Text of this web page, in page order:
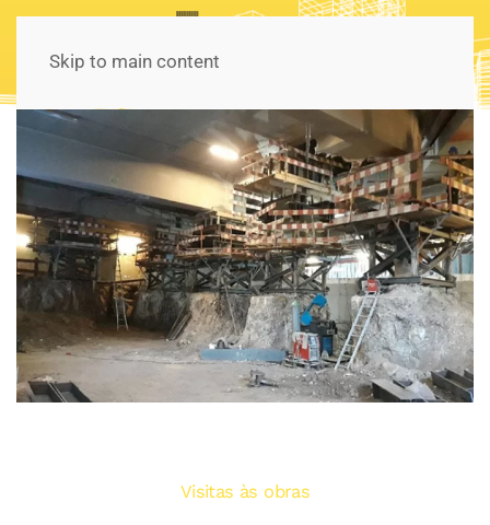
Skip to main content
Visitas às obras